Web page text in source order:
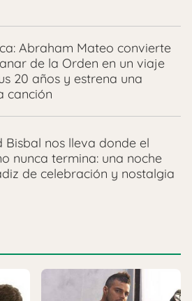
Abraham Mateo convierte
de la Orden en un viaje
20 años y estrena una
canción
Bisbal nos lleva donde el
nunca termina: una noche
de celebración y nostalgia